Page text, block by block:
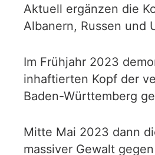
Aktuell ergänzen die
Albanern, Russen und
Im Frühjahr 2023
inhaftierten Kopf der
Baden-Württemberg
Mitte Mai 2023 dann
massiver Gewalt